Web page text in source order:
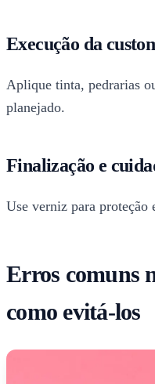
Execução da
Aplique tinta, pedrarias
planejado.
Finalização e
Use verniz para proteção
Erros comuns
como evitá-los